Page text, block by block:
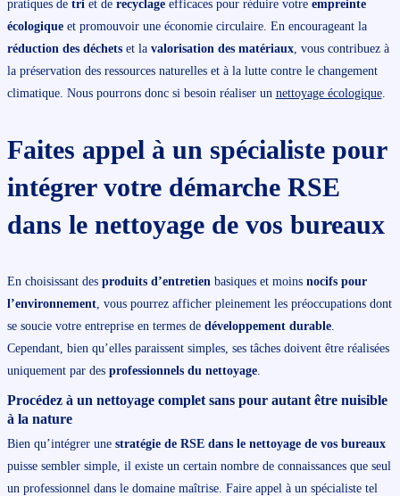
pratiques de tri et de recyclageefficaces pour réduire votre empreinte
écologiqueet promouvoir une économie circulaire. En encourageant la
réduction des déchetset la valorisation des matériaux, vous contribuez à
la préservation des ressources naturelles et à la lutte contre le changement
climatique. Nous pourrons donc si besoin réaliser un nettoyage écologique.
Faites appel à un spécialiste pour
intégrer votre démarcheRSE
dans le nettoyage de vos bureaux
En choisissant desproduits d’entretien basiques et moins nocifs pour
l’environnement, vous pourrez afficher pleinement les préoccupations dont
se soucie votre entreprise en termes de développement durable.
Cependant, bien qu’elles paraissent simples, ses tâches doivent être réalisées
uniquement par des professionnels du nettoyage.
Procédez à un nettoyage completsans pour autant être nuisible
à la nature
Bien qu’intégrer une stratégie de RSE dans le nettoyage de vos bureaux
puisse sembler simple, il existe un certain nombre de connaissances que seul
un professionnel dans le domaine maîtrise. Faire appel à un spécialiste tel